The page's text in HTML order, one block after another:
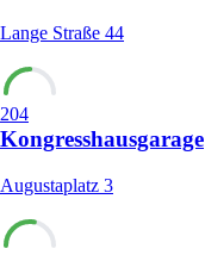
Lange Straße 44
204
Kongresshausgarage
Augustaplatz 3